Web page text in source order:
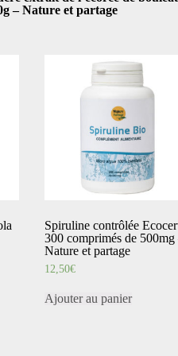
– Nature et partage
Spiruline contrôlée
300 comprimés de 500mg
Nature et partage
12,50€
Ajouter au panier